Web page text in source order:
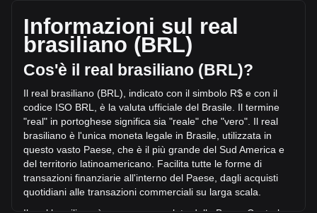
capitalizzazione di mercato totale di R$5,980,056,729.38
BRL. Il volume di trading di Pepe ha subito una variazione di
R$-56,595,386.23 BRL nelle ultime 24 ore, pari a -9.18%.
Inoltre, nell’ultima giornata di trading, è stato scambiato un
volume pari a R$616,661,976.61 di PEPE.
Ulteriori informazioni riguardo Pepe su
Bitget
Prezzo di Pepe
Previsione del prezzo di Pepe
Che cos'è Pepe (PEPE)
Calcolatore di profitto di Pepe
Informazioni sul real
brasiliano (BRL)
Cos'è il real brasiliano (BRL)?
Il real brasiliano (BRL), indicato con il simbolo R$ e con il
codice ISO BRL, è la valuta ufficiale del Brasile. Il termine
"real" in portoghese significa sia "reale" che "vero". Il real
brasiliano è l'unica moneta legale in Brasile, utilizzata in
questo vasto Paese, che è il più grande del Sud America e
del territorio latinoamericano. Facilita tutte le forme di
transazioni finanziarie all'interno del Paese, dagli acquisti
quotidiani alle transazioni commerciali su larga scala.